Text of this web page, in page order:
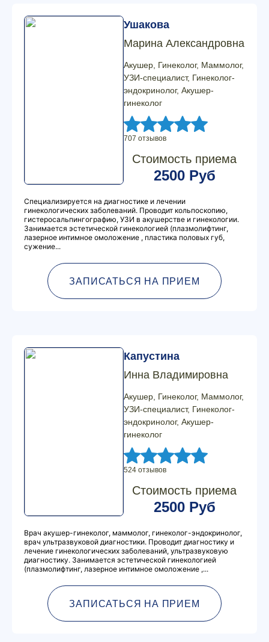
Ушакова
Марина Александровна
Акушер, Гинеколог, Маммолог,
УЗИ-специалист, Гинеколог-
эндокринолог, Акушер-
гинеколог
707 отзывов
Стоимость приема
2500 Руб
Специализируется на диагностике и лечении
гинекологических заболеваний. Проводит кольпоскопию,
гистеросальпингографию, УЗИ в акушерстве и гинекологии.
Занимается эстетической гинекологией (плазмолифтинг,
лазерное интимное омоложение , пластика половых губ,
сужение...
ЗАПИСАТЬСЯ НА ПРИЕМ
Капустина
Инна Владимировна
Акушер, Гинеколог, Маммолог,
УЗИ-специалист, Гинеколог-
эндокринолог, Акушер-
гинеколог
524 отзывов
Стоимость приема
2500 Руб
Врач акушер-гинеколог, маммолог, гинеколог-эндокринолог,
врач ультразвуковой диагностики. Проводит диагностику и
лечение гинекологических заболеваний, ультразвуковую
диагностику. Занимается эстетической гинекологией
(плазмолифтинг, лазерное интимное омоложение ,...
ЗАПИСАТЬСЯ НА ПРИЕМ